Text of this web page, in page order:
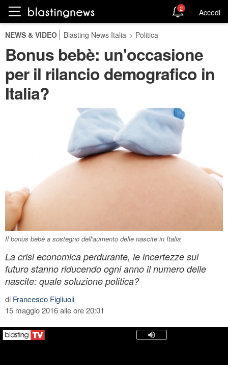
2 Accedi
NEWS & VIDEO Blasting News Italia > Politica
Bonus bebè: un'occasione
per il rilancio demografico in
Italia?
Il bonus bebè a sostegno dell'aumento delle nascite in Italia
La crisi economica perdurante, le incertezze sul
futuro stanno riducendo ogni anno il numero delle
nascite: quale soluzione politica?
di Francesco Figliuoli
15 maggio 2016 alle ore 20:01